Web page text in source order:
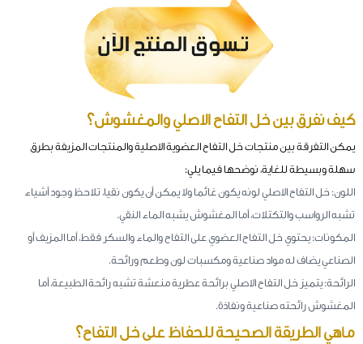
كيف نفرق بين خل التفاح الاصلي والمغشوش؟
يمكن التفرقة بين منتجات خل التفاح العضوية الاصلية والمنتجات المزيفة بطرق
سهلة وبسيطة للغاية، نوضحها فيما يلي:
اللون: خل التفاح الاصلي لونه يكون غائما ولا يمكن أن يكون نقيا، تلاحظ وجود أشياء
تشبه الرواسب والتكتلات، أما المغشوش يشبه الماء النقي.
المكونات: يحتوي خل التفاح العضوي على التفاح والماء والسكر فقط، أما المزيف أو
الصناعي يضاف له مواد صناعية ومكسبات لون وطعم ورائحة.
الرائحة: يتميز خل التفاح الاصلي برائحة عطرية منعشة تشبه رائحة الطبيعة، أما
المغشوش رائحته صناعية ونفاذة.
ماهي الطريقة الصحيحة للحفاظ على خل التفاح؟